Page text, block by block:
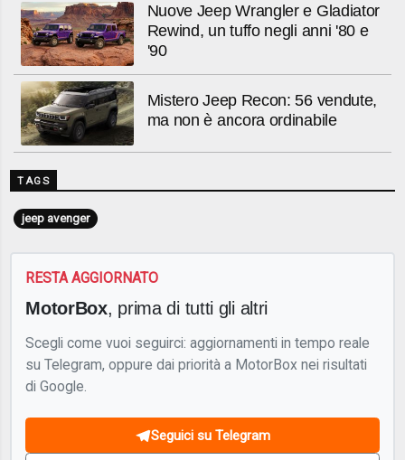
Nuove Jeep Wrangler e Gladiator
Rewind, un tuffo negli anni '80 e
'90
Mistero Jeep Recon: 56 vendute,
ma non è ancora ordinabile
TAGS
jeep avenger
RESTA AGGIORNATO
MotorBox, prima di tutti gli altri
Scegli come vuoi seguirci: aggiornamenti in tempo reale
su Telegram, oppure dai priorità a MotorBox nei risultati
di Google.
Seguici su Telegram